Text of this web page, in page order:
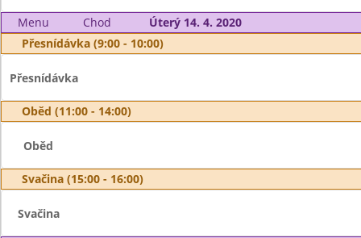
Menu Chod
Úterý 14. 4. 2020
Přesnídávka (9:00 - 10:00)
Přesnídávka
Oběd (11:00 - 14:00)
Oběd
Svačina (15:00 - 16:00)
Svačina